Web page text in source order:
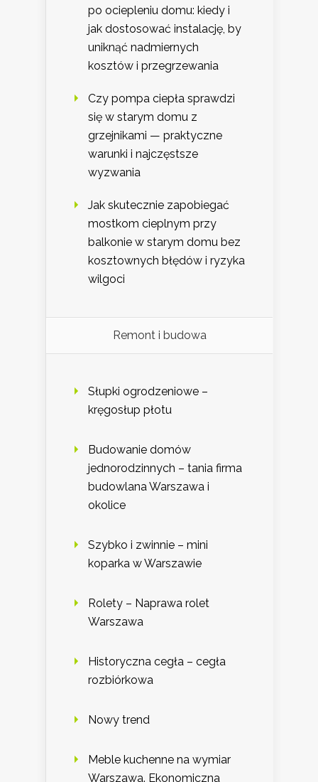
po ociepleniu domu: kiedy i
jak dostosować instalację, by
uniknąć nadmiernych
kosztów i przegrzewania
Czy pompa ciepła sprawdzi
się w starym domu z
grzejnikami — praktyczne
warunki i najczęstsze
wyzwania
Jak skutecznie zapobiegać
mostkom cieplnym przy
balkonie w starym domu bez
kosztownych błędów i ryzyka
wilgoci
Remont i budowa
Słupki ogrodzeniowe –
kręgosłup płotu
Budowanie domów
jednorodzinnych – tania firma
budowlana Warszawa i
okolice
Szybko i zwinnie – mini
koparka w Warszawie
Rolety – Naprawa rolet
Warszawa
Historyczna cegła – cegła
rozbiórkowa
Nowy trend
Meble kuchenne na wymiar
Warszawa. Ekonomiczna